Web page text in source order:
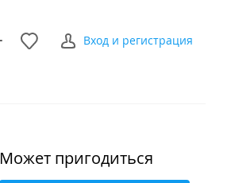
Вход и регистрация
Может пригодиться